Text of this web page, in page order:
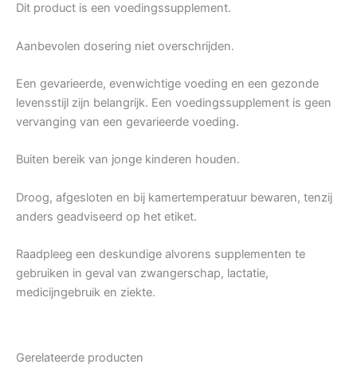
Dit product is een voedingssupplement.
Aanbevolen dosering niet overschrijden.
Een gevarieerde, evenwichtige voeding en een gezonde
levensstijl zijn belangrijk. Een voedingssupplement is geen
vervanging van een gevarieerde voeding.
Buiten bereik van jonge kinderen houden.
Droog, afgesloten en bij kamertemperatuur bewaren, tenzij
anders geadviseerd op het etiket.
Raadpleeg een deskundige alvorens supplementen te
gebruiken in geval van zwangerschap, lactatie,
medicijngebruik en ziekte.
Gerelateerde producten